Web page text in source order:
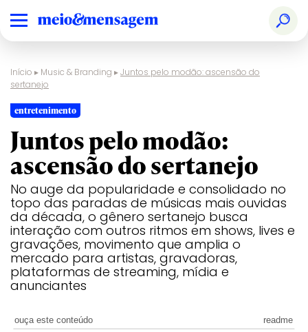
Início ▸ Music & Branding ▸Juntos pelo modão: ascensão do
sertanejo
entretenimento
Juntos pelo modão:
ascensão do sertanejo
No auge da popularidade e consolidado no
topo das paradas de músicas mais ouvidas
da década, o gênero sertanejo busca
interação com outros ritmos em shows, lives e
gravações, movimento que amplia o
mercado para artistas, gravadoras,
plataformas de streaming, mídia e
anunciantes
ouça este conteúdo readme